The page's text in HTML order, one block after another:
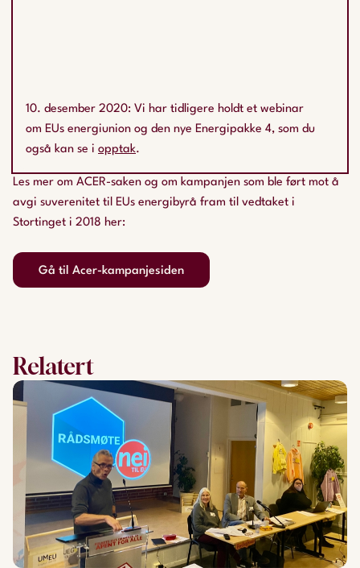
10. desember 2020: Vi har tidligere holdt et webinar
om EUs energiunion og den nye Energipakke 4, som du
også kan se i opptak.
Les mer om ACER-saken og om kampanjen som ble ført mot å
avgi suverenitet til EUs energibyrå fram til vedtaket i
Stortinget i 2018 her:
Gå til Acer-kampanjesiden
Relatert